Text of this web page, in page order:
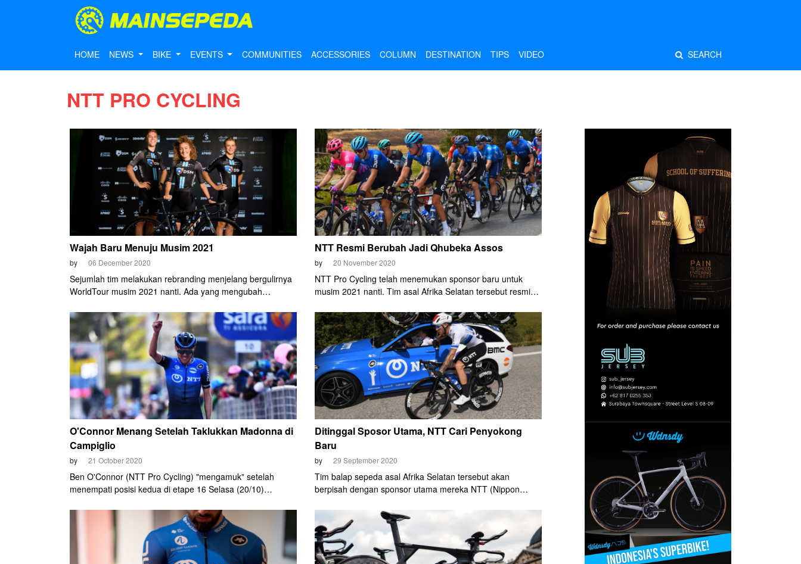
HOME NEWS BIKE EVENTS COMMUNITIES ACCESSORIES COLUMN DESTINATION TIPS VIDEO SEARCH
NTT PRO CYCLING
Wajah Baru Menuju Musim 2021
by 06 December 2020
Sejumlah tim melakukan rebranding menjelang bergulirnya
WorldTour musim 2021 nanti. Ada yang mengubah
memasukkan sponsor baru di belakang namanya.
NTT Resmi Berubah Jadi Qhubeka Assos
by 20 November 2020
NTT Pro Cycling telah menemukan sponsor baru untuk
musim 2021 nanti. Tim asal Afrika Selatan tersebut resmi
O'Connor Menang Setelah Taklukkan Madonna di
Campiglio
by 21 October 2020
Ben O'Connor (NTT Pro Cycling) "mengamuk" setelah
menempati posisi kedua di etape 16 Selasa (20/10)
menjuarai etape 17 Giro d'Italia 2020, Rabu (21/10) malam.
Ditinggal Sposor Utama, NTT Cari Penyokong
Baru
by 29 September 2020
Tim balap sepeda asal Afrika Selatan tersebut akan
berpisah dengan sponsor utama mereka NTT (Nippon